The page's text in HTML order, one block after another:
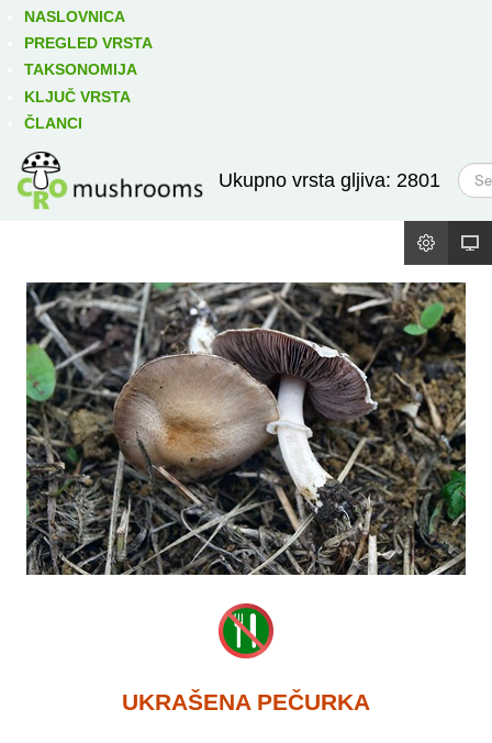
NASLOVNICA
PREGLED VRSTA
TAKSONOMIJA
KLJUČ VRSTA
ČLANCI
Ukupno vrsta gljiva: 2801
T
r
ž
UKRAŠENA PEČURKA
Izravno podređene niže takse: